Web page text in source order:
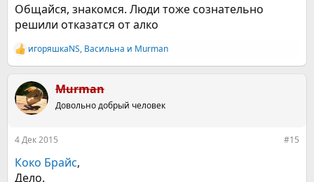
Общайся, знакомся. Люди тоже сознательно
решили отказатся от алко
Р
е
к
ц
и
игоряшкаNS, Васильна и Murman
Murman
Довольно добрый человек
4 Дек 2015 #15
Коко Брайс,
Дело.